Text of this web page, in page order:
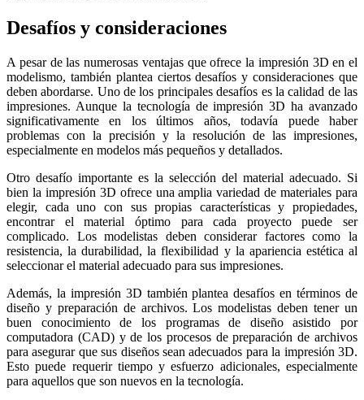
Desafíos y consideraciones
A pesar de las numerosas ventajas que ofrece la impresión 3D en el
modelismo, también plantea ciertos desafíos y consideraciones que
deben abordarse. Uno de los principales desafíos es la calidad de las
impresiones. Aunque la tecnología de impresión 3D ha avanzado
significativamente en los últimos años, todavía puede haber
problemas con la precisión y la resolución de las impresiones,
especialmente en modelos más pequeños y detallados.
Otro desafío importante es la selección del material adecuado. Si
bien la impresión 3D ofrece una amplia variedad de materiales para
elegir, cada uno con sus propias características y propiedades,
encontrar el material óptimo para cada proyecto puede ser
complicado. Los modelistas deben considerar factores como la
resistencia, la durabilidad, la flexibilidad y la apariencia estética al
seleccionar el material adecuado para sus impresiones.
Además, la impresión 3D también plantea desafíos en términos de
diseño y preparación de archivos. Los modelistas deben tener un
buen conocimiento de los programas de diseño asistido por
computadora (CAD) y de los procesos de preparación de archivos
para asegurar que sus diseños sean adecuados para la impresión 3D.
Esto puede requerir tiempo y esfuerzo adicionales, especialmente
para aquellos que son nuevos en la tecnología.